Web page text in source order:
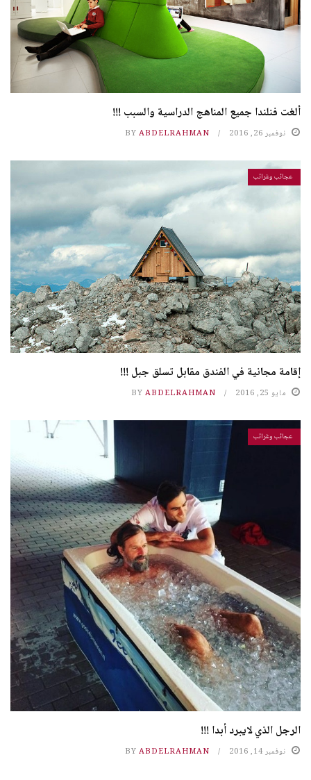
ألغت فنلندا جميع المناهج الدراسية والسبب !!!
نوفمبر 26, 2016 BY ABDELRAHMAN
عجائب وغرائب
إقامة مجانية في الفندق مقابل تسلق جبل !!!
مايو 25, 2016 BY ABDELRAHMAN
عجائب وغرائب
الرجل الذي لايبرد أبدا !!!
نوفمبر 14, 2016 BY ABDELRAHMAN